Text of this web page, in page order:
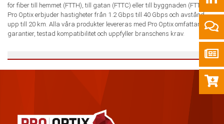
för fiber till hemmet (FTTH), till gatan (FTTC) eller till byggnaden (FTTB).
Pro Optix erbjuder hastigheter från 1.2 Gbps till 40 Gbps och avstånd
upp till 20 km. Alla våra produkter levereras med Pro Optix omfattande
garantier, testad kompatibilitet och uppfyller branschens krav.